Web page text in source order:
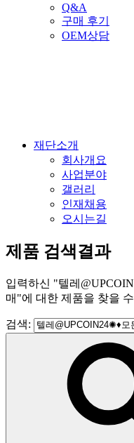
Q&A
구매 후기
OEM상담
재단소개
회사개요
사업분야
갤러리
인재채용
오시는길
제품 검색결과
입력하신 "텔레
매 "에 대한 제품을 찾을
검색: